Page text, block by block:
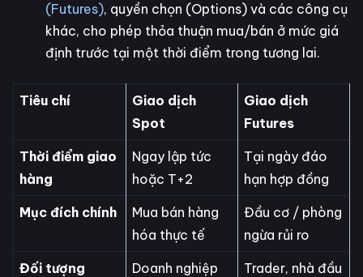
(Futures), quyền chọn (Options) và các công cụ
khác, cho phép thỏa thuận mua/bán ở mức giá
định trước tại một thời điểm trong tương lai.
Tiêu chí
Giao dịch
Spot
Giao dịch
Futures
Thời điểm giao
hàng
Ngay lập tức
hoặc T+2
Tại ngày đáo
hạn hợp đồng
Mục đích chính
Mua bán hàng
hóa thực tế
Đầu cơ / phòng
ngừa rủi ro
Đối tượng
Doanh nghiệp
Trader, nhà đầu